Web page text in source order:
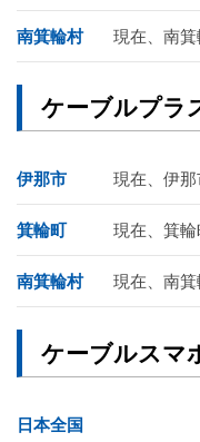
南箕輪村 現在、南
ケーブルプラ
伊那市 現在、伊
箕輪町 現在、箕
南箕輪村 現在、南
ケーブルスマ
日本全国